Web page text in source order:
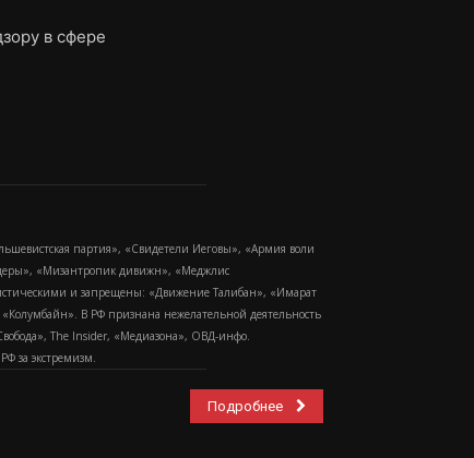
в сфере
партия», «Свидетели Иеговы», «Армия воли
«Мизантропик дивижн», «Меджлис
и запрещены: «Движение Талибан», «Имарат
В РФ признана нежелательной деятельность
The Insider, «Медиазона», ОВД-инфо.
за экстремизм.
Подробнее